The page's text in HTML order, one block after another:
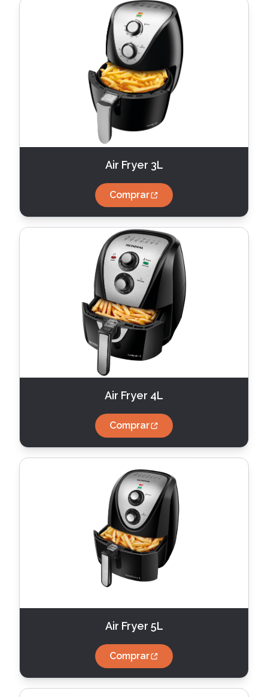
Air Fryer 3L
Comprar
Air Fryer 4L
Comprar
Air Fryer 5L
Comprar